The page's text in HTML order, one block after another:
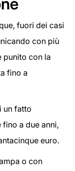
fuori dei casi
con più
punito con la
fino a
un fatto
a due anni,
euro.
o con